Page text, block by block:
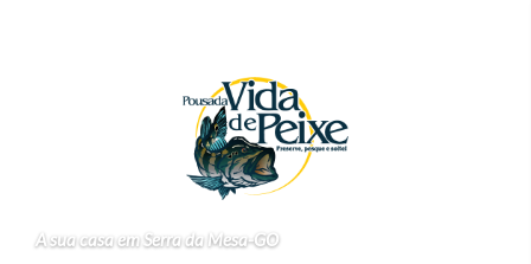
A sua casa em Serra da Mesa-GO